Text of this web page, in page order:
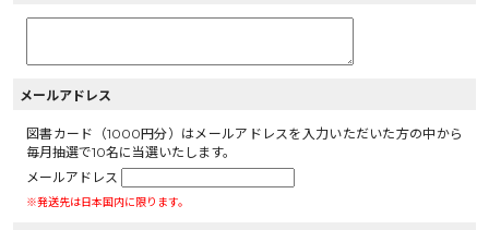
メールアドレス
図書カード（1000円分）はメールアドレスを入力いただいた方の中から
毎月抽選で10名に当選いたします。
メールアドレス
※発送先は日本国内に限ります。